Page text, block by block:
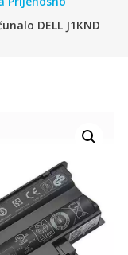
DELL J1KND